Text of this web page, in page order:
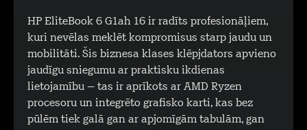
HP EliteBook 6 G1ah 16 ir radīts profesionāļiem,
kuri nevēlas meklēt kompromisus starp jaudu un
mobilitāti. Šis biznesa klases klēpjdators apvieno
jaudīgu sniegumu ar praktisku ikdienas
lietojamību – tas ir aprīkots ar AMD Ryzen
procesoru un integrēto grafisko karti, kas bez
pūlēm tiek galā gan ar apjomīgām tabulām, gan